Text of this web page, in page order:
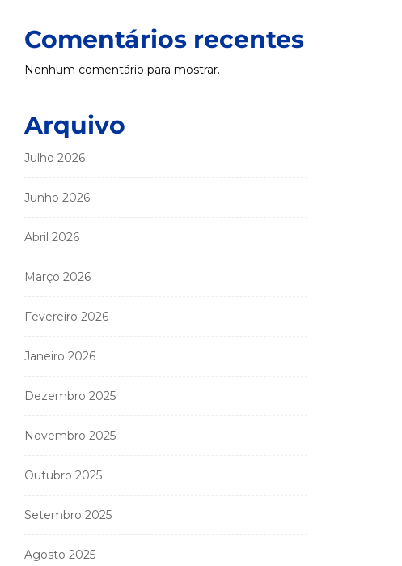
Comentários recentes
Nenhum comentário para mostrar.
Arquivo
Julho 2026
Junho 2026
Abril 2026
Março 2026
Fevereiro 2026
Janeiro 2026
Dezembro 2025
Novembro 2025
Outubro 2025
Setembro 2025
Agosto 2025